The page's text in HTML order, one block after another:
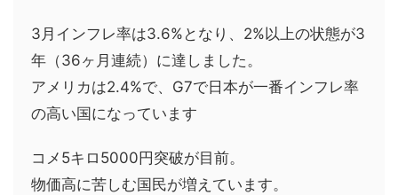
3月インフレ率は3.6%となり、2%以上の状態が3
年（36ヶ月連続）に達しました。
アメリカは2.4%で、G7で日本が一番インフレ率
の高い国になっています
コメ5キロ5000円突破が目前。
物価高に苦しむ国民が増えています。